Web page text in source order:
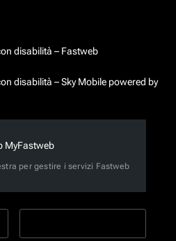
disabilità – Fastweb
disabilità – Sky Mobile powered by
MyFastweb
per gestire i servizi Fastweb